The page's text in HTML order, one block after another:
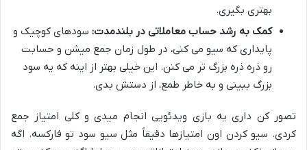
بهتری بگیری.
کمک به رشد حساب معاملاتی در بلندمدت: سودهای کوچیک و
پایداری که سیو می کنی، در طول زمان جمع میشن و حسابت
رو ذره ذره بزرگ تر می کنن. این خیلی بهتر از اینه که یه سود
بزرگ ببینی و به خاطر طمع، از دستش بدی.
تصور کن داری یه بازی ویدئویی انجام میدی و کلی امتیاز جمع
کردی. سیو کردن اون امتیازها دقیقاً مثل سیو سود تو فارکسه. اگه